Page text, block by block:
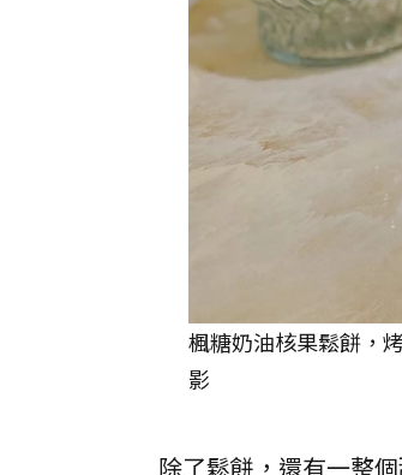
楓糖奶油核果鬆餅，
影
除了鬆餅，還有一整